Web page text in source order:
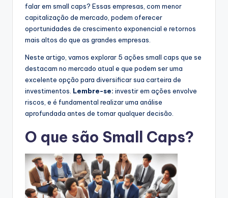
falar em small caps? Essas empresas, com menor
capitalização de mercado, podem oferecer
oportunidades de crescimento exponencial e retornos
mais altos do que as grandes empresas.
Neste artigo, vamos explorar 5 ações small caps que se
destacam no mercado atual e que podem ser uma
excelente opção para diversificar sua carteira de
investimentos. Lembre-se: investir em ações envolve
riscos, e é fundamental realizar uma análise
aprofundada antes de tomar qualquer decisão.
O que são Small Caps?